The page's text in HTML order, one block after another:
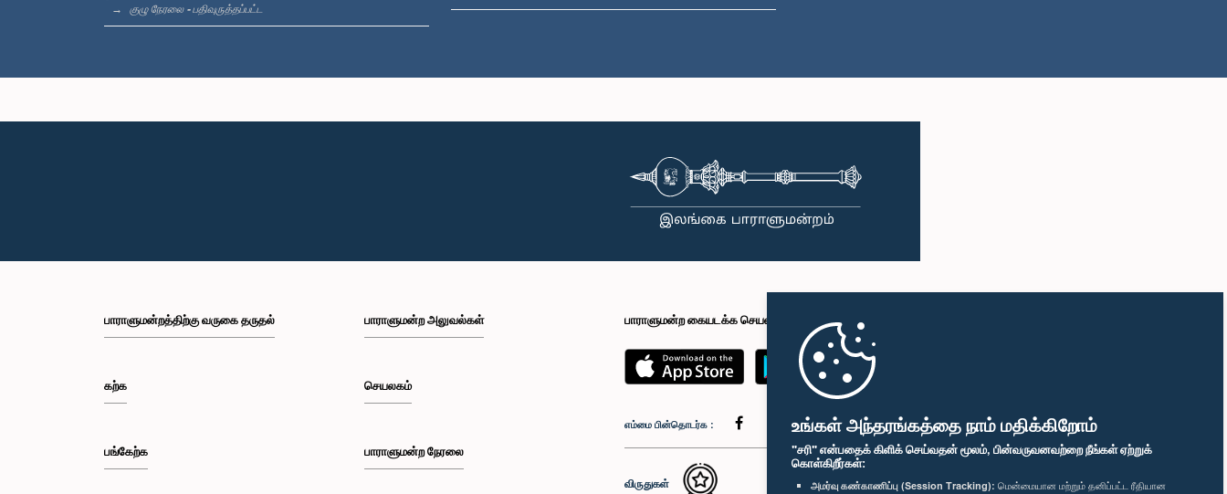
உங்கள் அந்தரங்கத்தை நாம் மதிக்கிறோம்
"சரி" என்பதைக் கிளிக் செய்வதன் மூலம், பின்வருவனவற்றை நீங்கள் ஏற்றுக்
கொள்கிறீர்கள்:
அமர்வு கண்காணிப்பு (Session Tracking): மென்மையான மற்றும் தனிப்பட்ட ரீதியான
குழு நேரலை - பதிவுருத்தப்பட்ட
பாராளுமன்றத்திற்கு வருகை தருதல்
கற்க
பங்கேற்க
பாராளுமன்ற அலுவல்கள்
செயலகம்
பாராளுமன்ற நேரலை
பாராளுமன்ற கையடக்க செயலி
எம்மை பின்தொடர்க :
விருதுகள்